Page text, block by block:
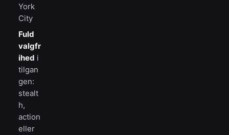
York
City
Fuld
valgfr
ihed i
tilgan
gen:
stealt
h,
action
eller